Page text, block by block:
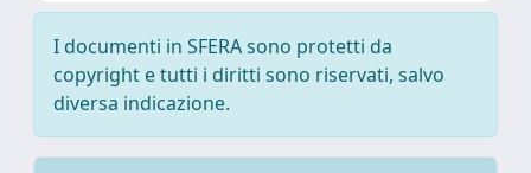
I documenti in SFERA sono protetti da
copyright e tutti i diritti sono riservati, salvo
diversa indicazione.